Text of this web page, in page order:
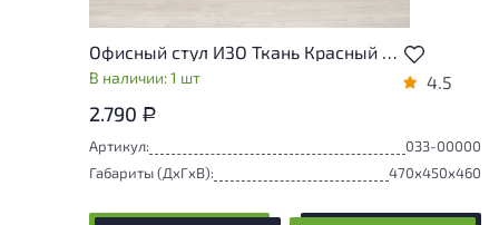
Офисный стул ИЗО Ткань Красный Россия
В наличии: 1 шт 4.5
2.790 Р
Артикул:
033-00000
Габариты (ДxГxВ):
470x450x460